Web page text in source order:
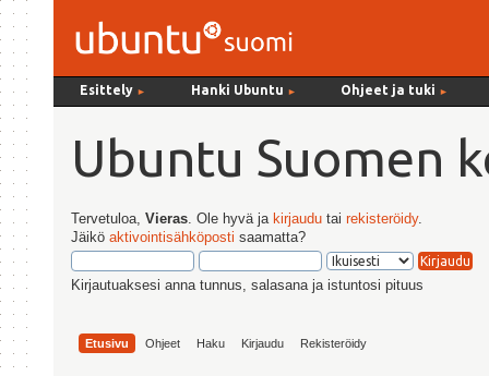
Esittely ► Hanki Ubuntu ► Ohjeet ja tuki ►
Ubuntu Suomen
Tervetuloa,Vieras . Ole hyvä ja kirjaudu tairekisteröidy.
Jäiköaktivointisähköposti saamatta?
Kirjautuaksesi anna tunnus, salasana ja istuntosi pituus
Etusivu Ohjeet Haku Kirjaudu Rekisteröidy